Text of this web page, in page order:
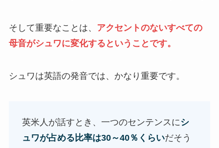
そして重要なことは、 アクセントのないすべての
母音がシュワに変化するということです。
シュワは英語の発音では、かなり重要です。
英米人が話すとき、一つのセンテンスにシ
ュワが占める比率は30～40％くらいだそう